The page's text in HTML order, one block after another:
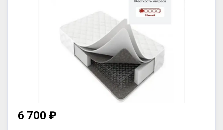
6 700 ₽